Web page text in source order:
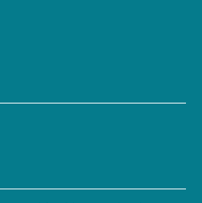
au Rhône à la mairie des Plans